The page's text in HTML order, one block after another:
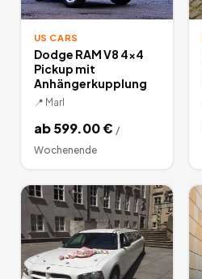
US CARS
Dodge RAM V8 4x4
Pickup mit
Anhängerkupplung
📍 Marl
ab599.00€ /
Wochenende